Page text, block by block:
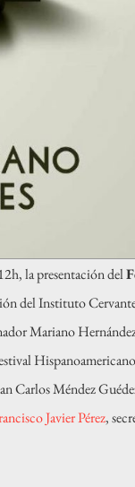
la presentación del
del Instituto
Mariano
Carlos Méndez
Javier Pérez,